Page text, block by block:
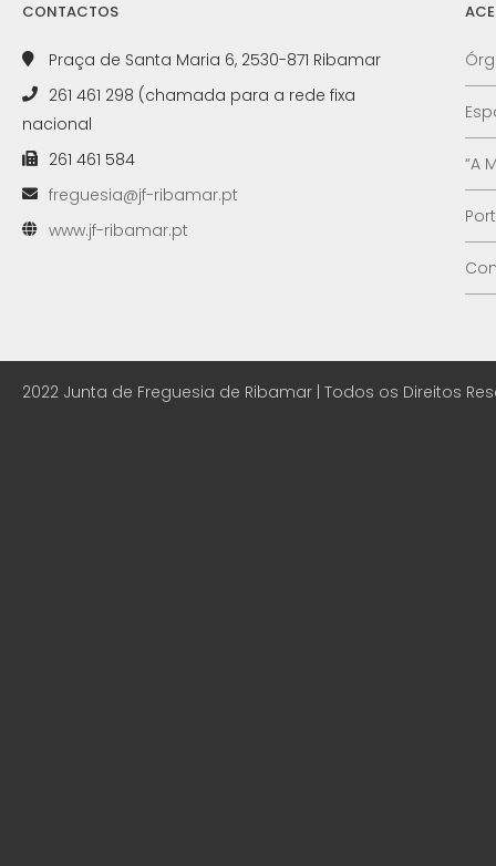
CONTACTOS
Praça de Santa Maria 6, 2530-871 Ribamar
261 461 298 (chamada para a rede fixa
nacional
261 461 584
freguesia@jf-ribamar.pt
www.jf-ribamar.pt
“A
2022 Junta de Freguesia de Ribamar | Todos os Direitos